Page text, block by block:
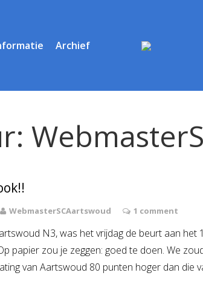
Archief
WebmasterSCAartswoud 1 comment
N3, was het vrijdag de beurt aan
papier zou je zeggen: goed te doen. We
van Aartswoud 80 punten hoger dan die